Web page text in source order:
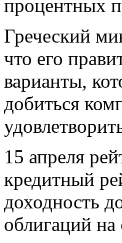
процентных
Греческий
что его
варианты,
добиться
15 апреля
кредитный
доходность
облигаций